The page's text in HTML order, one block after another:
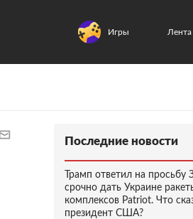
Игры
Последние новости
Трамп ответил на просьбу
срочно дать Украине
комплексов Patriot. Что
президент США?